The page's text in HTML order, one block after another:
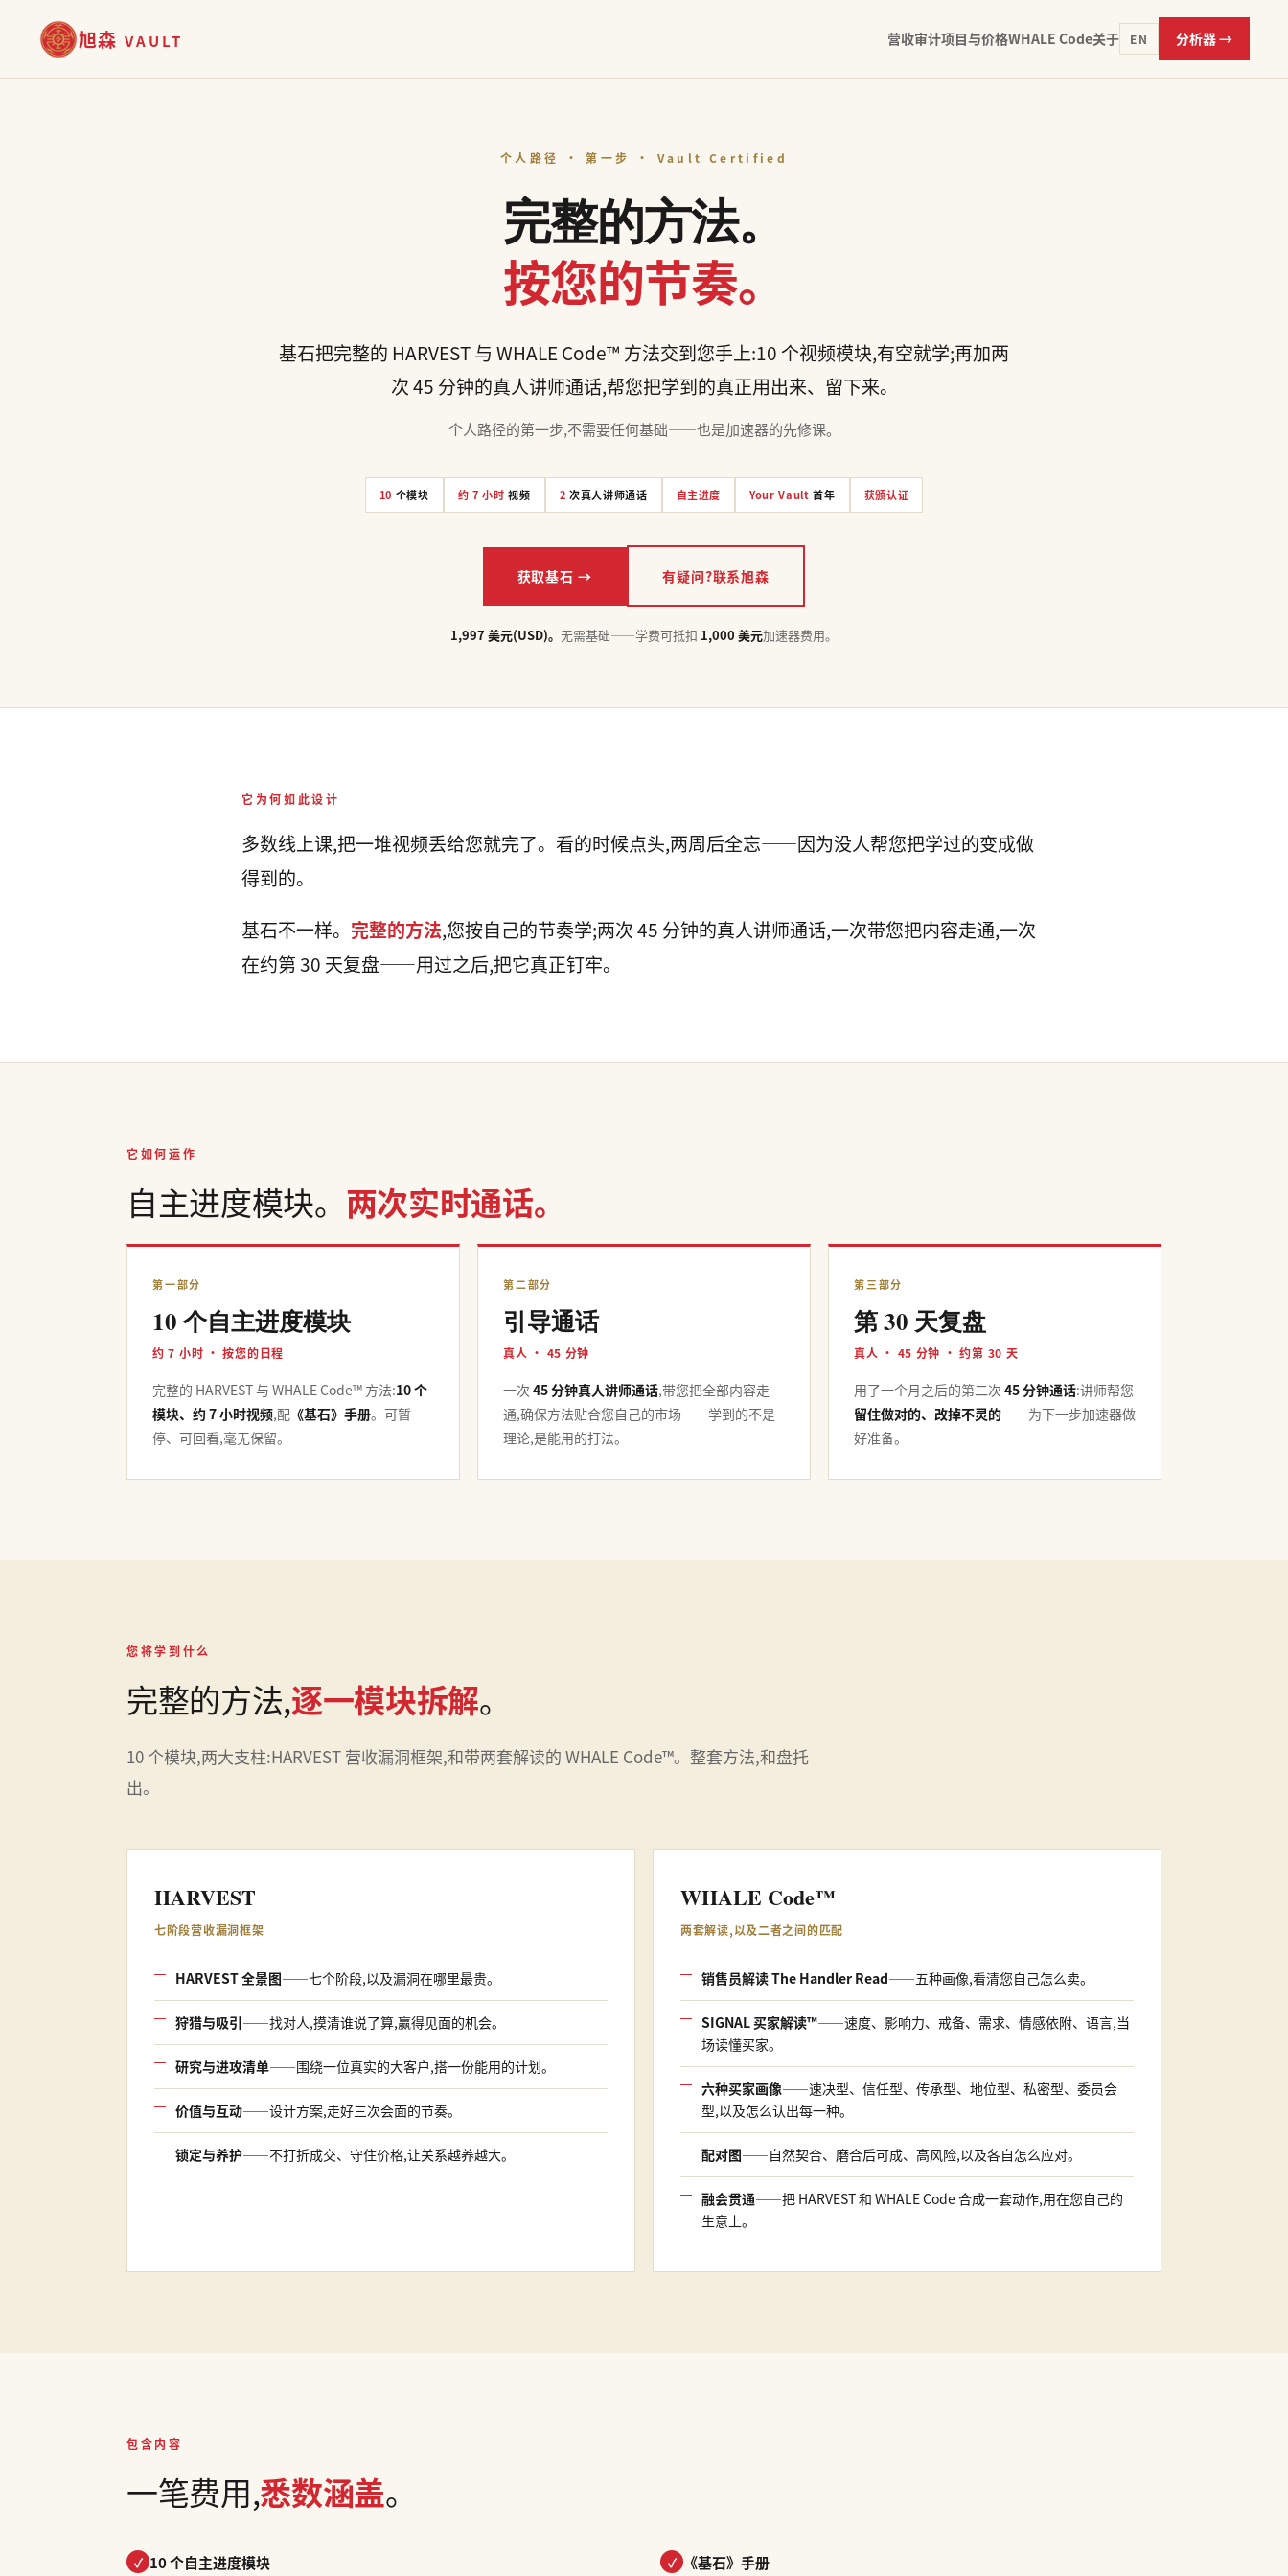
旭森 VAULT 营收审计项目与价格WHALE Code关于 EN 分析器 →
个人路径 · 第一步 · Vault Certified
完整的方法。
按您的节奏。
基石把完整的 HARVEST 与 WHALE Code™ 方法交到您手上:10 个视频模块,有空就学;再加两
次 45 分钟的真人讲师通话,帮您把学到的真正用出来、留下来。
个人路径的第一步,不需要任何基础——也是加速器的先修课。
10 个模块 约 7 小时 视频 2 次真人讲师通话 自主进度 Your Vault 首年 获颁认证
获取基石 → 有疑问?联系旭森
1,997 美元(USD)。 无需基础——学费可抵扣 1,000 美元加速器费用。
它为何如此设计
多数线上课,把一堆视频丢给您就完了。看的时候点头,两周后全忘——因为没人帮您把学过的变成做
得到的。
基石不一样。 完整的方法,您按自己的节奏学;两次 45 分钟的真人讲师通话,一次带您把内容走通,一次
在约第 30 天复盘——用过之后,把它真正钉牢。
它如何运作
自主进度模块。 两次实时通话。
第一部分
10 个自主进度模块
约 7 小时 · 按您的日程
完整的 HARVEST 与 WHALE Code™ 方法:10 个
模块、约 7 小时视频,配 《基石》手册。可暂
停、可回看,毫无保留。
第二部分
引导通话
真人 · 45 分钟
一次 45 分钟真人讲师通话,带您把全部内容走
通,确保方法贴合您自己的市场——学到的不是
理论,是能用的打法。
第三部分
第 30 天复盘
真人 · 45 分钟 · 约第 30 天
用了一个月之后的第二次 45 分钟通话:讲师帮您
留住做对的、改掉不灵的——为下一步加速器做
好准备。
您将学到什么
完整的方法,逐一模块拆解。
10 个模块,两大支柱:HARVEST 营收漏洞框架,和带两套解读的 WHALE Code™。整套方法,和盘托
出。
HARVEST
七阶段营收漏洞框架
HARVEST 全景图——七个阶段,以及漏洞在哪里最贵。
狩猎与吸引——找对人,摸清谁说了算,赢得见面的机会。
研究与进攻清单——围绕一位真实的大客户,搭一份能用的计划。
价值与互动——设计方案,走好三次会面的节奏。
锁定与养护——不打折成交、守住价格,让关系越养越大。
WHALE Code™
两套解读,以及二者之间的匹配
销售员解读 The Handler Read——五种画像,看清您自己怎么卖。
SIGNAL 买家解读™——速度、影响力、戒备、需求、情感依附、语言,当
场读懂买家。
六种买家画像——速决型、信任型、传承型、地位型、私密型、委员会
型,以及怎么认出每一种。
配对图——自然契合、磨合后可成、高风险,以及各自怎么应对。
融会贯通——把 HARVEST 和 WHALE Code 合成一套动作,用在您自己的
生意上。
包含内容
一笔费用,悉数涵盖。
✓ 10 个自主进度模块 ✓ 《基石》手册